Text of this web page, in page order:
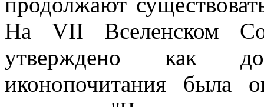
На VII Вселенском
утверждено как
иконопочитания была